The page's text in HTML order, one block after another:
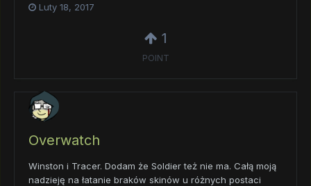
Luty 18, 2017
1
POINT
Overwatch
Winston i Tracer. Dodam że Soldier też nie ma. Całą moją
nadzieję na łatanie braków skinów u różnych postaci